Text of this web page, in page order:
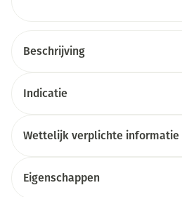
Beschrijving
Indicatie
Wettelijk verplichte informatie
Eigenschappen